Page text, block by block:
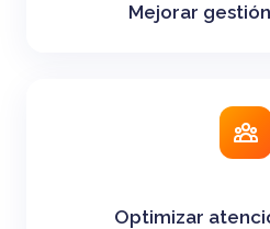
Mejorar
Optimizar